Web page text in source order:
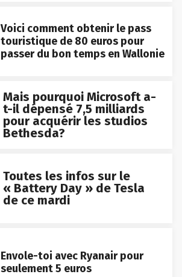
Voici comment obtenir le pass
touristique de 80 euros pour
passer du bon temps en Wallonie
Mais pourquoi Microsoft a-
t-il dépensé 7,5 milliards
pour acquérir les studios
Bethesda?
Toutes les infos sur le
« Battery Day » de Tesla
de ce mardi
Envole-toi avec Ryanair pour
seulement 5 euros